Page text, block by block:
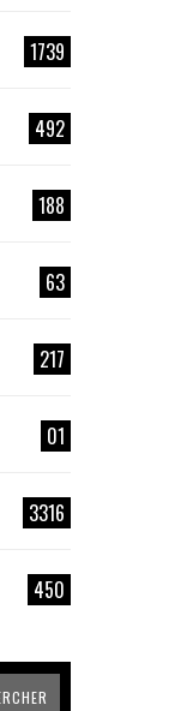
1739
492
188
63
217
01
3316
450